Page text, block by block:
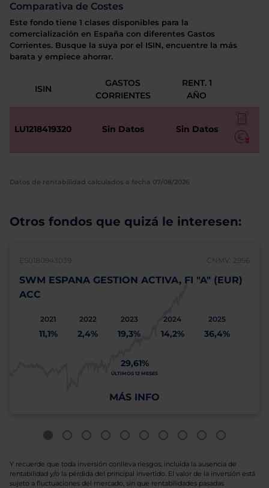
Comparativa de Costes
Este fondo tiene 1 clases disponibles para la
comercialización en España con diferentes Gastos
Corrientes. Busque la suya por el ISIN, encuentre la más
barata y empiece ahorrar.
ISIN
GASTOS
CORRIENTES
RENT. 1
AÑO
LU1218419320 Sin Datos Sin Datos
Datos de rentabilidad calculados a fecha 07/08/2026
Otros fondos que quizá le interesen:
ES0180943039 CNMV: 2956
SWM ESPANA GESTION ACTIVA, FI "A" (EUR)
ACC
2021
11,1%
2022
2,4%
2023
19,3%
2024
14,2%
2025
36,4%
29,61%
ÚLTIMOS 12 MESES
MÁS INFO
Y recuerde que toda inversión conlleva riesgos, incluida la ausencia de
rentabilidad y/o la pérdida del principal invertido. El valor de la inversión está
sujeto a fluctuaciones del mercado, sin que rentabilidades pasadas